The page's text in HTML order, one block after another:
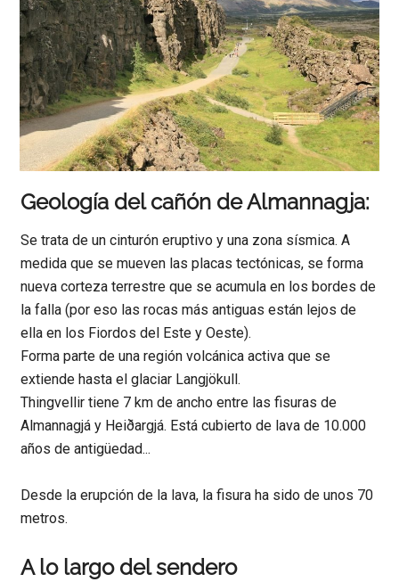
Geología del cañón de Almannagja:
Se trata de un cinturón eruptivo y una zona sísmica. A
medida que se mueven las placas tectónicas, se forma
nueva corteza terrestre que se acumula en los bordes de
la falla (por eso las rocas más antiguas están lejos de
ella en los Fiordos del Este y Oeste).
Forma parte de una región volcánica activa que se
extiende hasta el glaciar Langjökull.
Thingvellir tiene 7 km de ancho entre las fisuras de
Almannagjá y Heiðargjá. Está cubierto de lava de 10.000
años de antigüedad...
Desde la erupción de la lava, la fisura ha sido de unos 70
metros.
A lo largo del sendero